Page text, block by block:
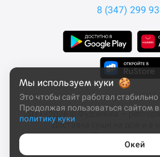
8 (347) 299
2011–2026 © Фудзияма —
Доставка суши на дом и в
Все права
Мы используем куки
Это чтобы сайт работал
Продолжая пользоваться сайтом
политику куки
Окей